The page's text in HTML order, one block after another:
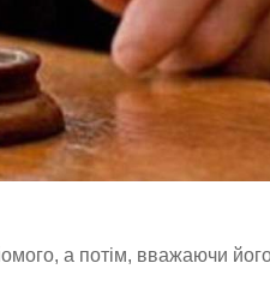
а потім, вважаючи